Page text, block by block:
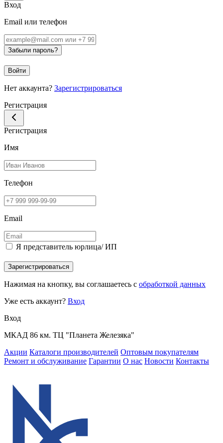
Вход
Email или телефон
Забыли пароль?
Войти
Нет аккаунта? Зарегистрироваться
Регистрация
Регистрация
Имя
Телефон
Email
Я представитель юрлица/ ИП
Зарегистрироваться
Нажимая на кнопку, вы соглашаетесь с обработкой данных
Уже есть аккаунт? Вход
Вход
МКАД 86 км. ТЦ "Планета Железяка"
Акции Каталоги производителей Оптовым покупателям
Ремонт и обслуживание Гарантии О нас Новости Контакты